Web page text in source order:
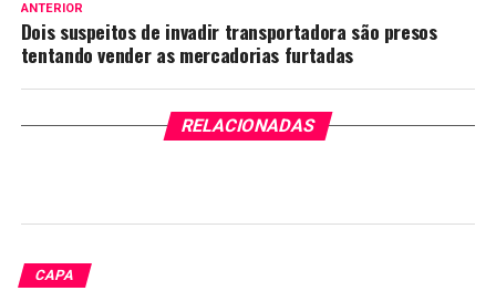
ANTERIOR
Dois suspeitos de invadir transportadora são presos
tentando vender as mercadorias furtadas
RELACIONADAS
CAPA